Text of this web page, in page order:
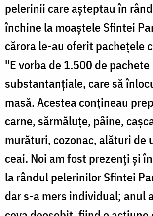
pelerinii care aşteptau în
închine la moaştele Sfintei
cărora le-au oferit pacheţele
"E vorba de 1.500 de pachete
substantanţiale, care să
masă. Acestea conţineau
carne, sărmăluţe, pâine,
murături, cozonac, alături de
ceai. Noi am fost prezenţi şi
la rândul pelerinilor Sfintei
dar s-a mers individual; anul